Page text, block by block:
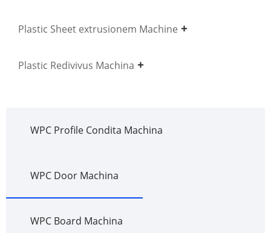
Plastic Sheet extrusionem Machine
Plastic Redivivus Machina
WPC Profile Condita Machina
WPC Door Machina
WPC Board Machina